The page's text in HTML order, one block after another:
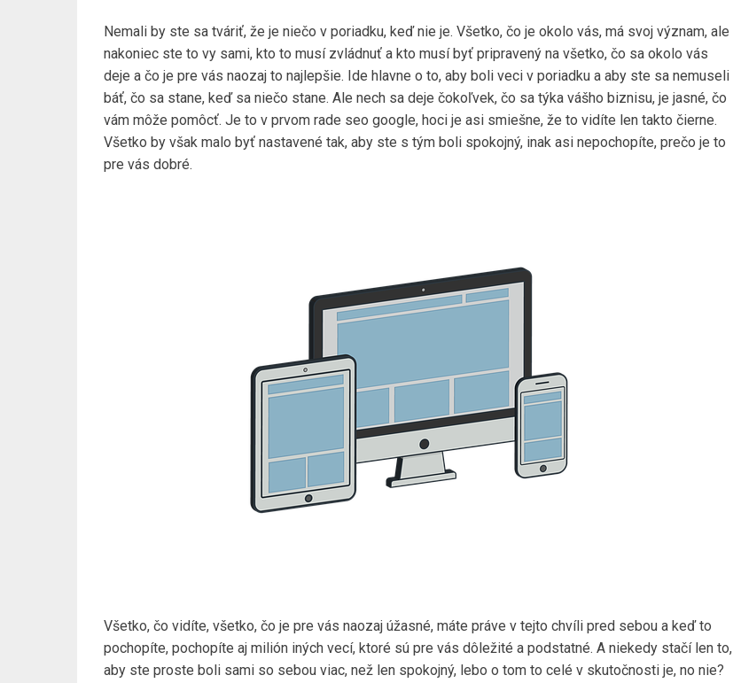
Nemali by ste sa tváriť, že je niečo v poriadku, keď nie je. Všetko, čo je okolo vás, má svoj význam, ale
nakoniec ste to vy sami, kto to musí zvládnuť a kto musí byť pripravený na všetko, čo sa okolo vás
deje a čo je pre vás naozaj to najlepšie. Ide hlavne o to, aby boli veci v poriadku a aby ste sa nemuseli
báť, čo sa stane, keď sa niečo stane. Ale nech sa deje čokoľvek, čo sa týka vášho biznisu, je jasné, čo
vám môže pomôcť. Je to v prvom rade seo google, hoci je asi smiešne, že to vidíte len takto čierne.
Všetko by však malo byť nastavené tak, aby ste s tým boli spokojný, inak asi nepochopíte, prečo je to
pre vás dobré.
Všetko, čo vidíte, všetko, čo je pre vás naozaj úžasné, máte práve v tejto chvíli pred sebou a keď to
pochopíte, pochopíte aj milión iných vecí, ktoré sú pre vás dôležité a podstatné. A niekedy stačí len to,
aby ste proste boli sami so sebou viac, než len spokojný, lebo o tom to celé v skutočnosti je, no nie?